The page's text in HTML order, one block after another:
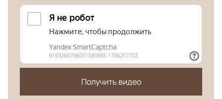
Получить видео